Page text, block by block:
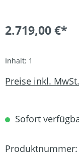
2.719,00 €*
Inhalt: 1
Preise inkl.
Sofort
Produktnummer: